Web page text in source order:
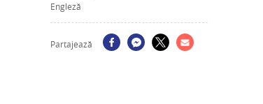
Engleză
Partajează